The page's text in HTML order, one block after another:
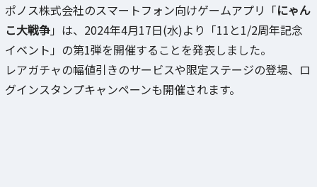
ポノス株式会社のスマートフォン向けゲームアプリ「にゃん
こ大戦争」は、2024年4月17日(水)より「11と1/2周年記念
イベント」の第1弾を開催することを発表しました。
レアガチャの幅値引きのサービスや限定ステージの登場、ロ
グインスタンプキャンペーンも開催されます。